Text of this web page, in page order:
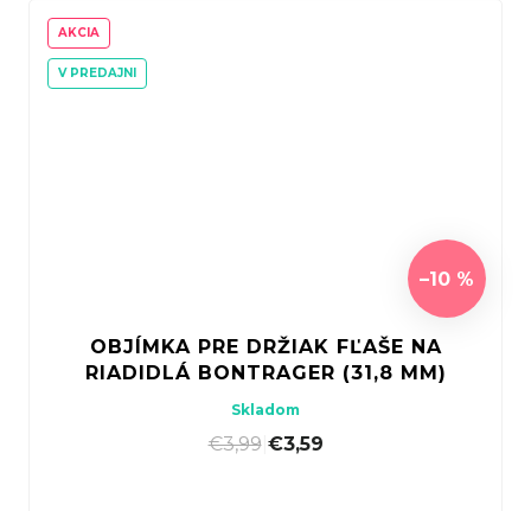
AKCIA
V PREDAJNI
–10 %
OBJÍMKA PRE DRŽIAK FĽAŠE NA
RIADIDLÁ BONTRAGER (31,8 MM)
Skladom
€3,99| €3,59